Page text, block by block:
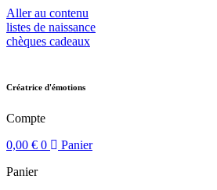
Aller au contenu
listes de naissance
chèques cadeaux
Créatrice d'émotions
Compte
0,00 € 0
Panier
Panier